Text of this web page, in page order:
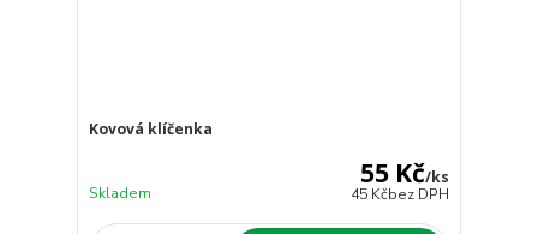
Kovová klíčenka
55 Kč/ks
45 Kčbez DPH
Skladem